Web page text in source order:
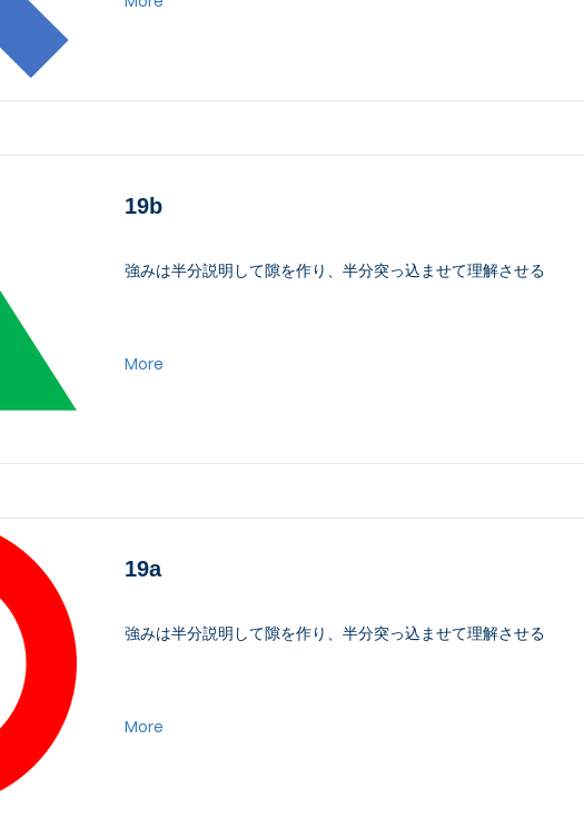
19b
強みは半分説明して隙を作り、半分突っ込ませて理解させる
More
19a
強みは半分説明して隙を作り、半分突っ込ませて理解させる
More